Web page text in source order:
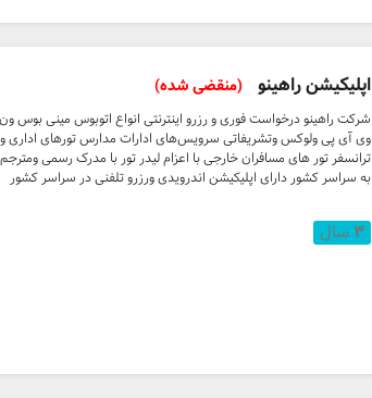
اپلیکیشن راهینو (منقضی شده)
شرکت راهینو درخواست فوری و رزرو اینترنتی انواع اتوبوس مینی
وی آی پی ولوکس وتشریفاتی سرویس‌های ادارات مدارس تورهای
ترانسفر تور های مسافران خارجی با اعزام لیدر تور با مدرک رسمی ومترجم
به سراسر کشور دارای اپلیکیشن اندرویدی ورزرو تلفنی در سراسر کشور
۳ سال